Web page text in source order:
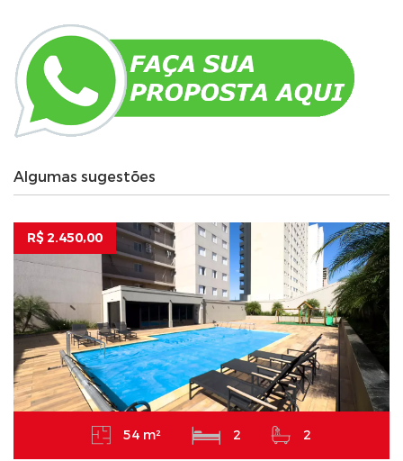
Algumas sugestões
R$ 2.450,00
54 m² 2 2